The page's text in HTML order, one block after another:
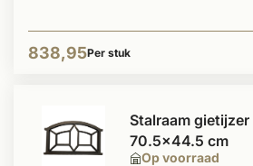
838,95Per stuk
Op voorraad
Stalraam gietijzer
70.5x44.5 cm